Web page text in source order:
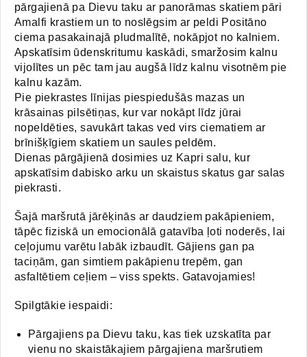
pārgajienā pa Dievu taku ar panorāmas skatiem pāri
Amalfi krastiem un to noslēgsim ar peldi Positāno
ciema pasakainajā pludmalītē, nokāpjot no kalniem.
Apskatīsim ūdenskritumu kaskādi, smaržosim kalnu
vijolītes un pēc tam jau augšā līdz kalnu visotnēm pie
kalnu kazām.
Pie piekrastes līnijas piespiedušās mazas un
krāsainas pilsētiņas, kur var nokāpt līdz jūrai
nopeldēties, savukārt takas ved virs ciematiem ar
brīnišķīgiem skatiem un saules peldēm.
Dienas pārgājienā dosimies uz Kapri salu, kur
apskatīsim dabisko arku un skaistus skatus gar salas
piekrasti.
Šajā maršrutā jārēķinās ar daudziem pakāpieniem,
tāpēc fiziskā un emocionālā gatavība ļoti noderēs, lai
ceļojumu varētu labāk izbaudīt. Gājiens gan pa
taciņām, gan simtiem pakāpienu trepēm, gan
asfaltētiem ceļiem – viss spekts. Gatavojamies!
Spilgtākie iespaidi:
Pārgajiens pa Dievu taku, kas tiek uzskatīta par
vienu no skaistākajiem pārgajiena maršrutiem